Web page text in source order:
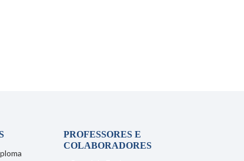
PROFESSORES E
COLABORADORES